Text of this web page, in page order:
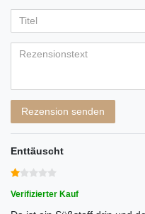
5
5
5
5
5
Anzeigename
(optional)
Rezension senden
Enttäuscht
Verifizierter Kauf